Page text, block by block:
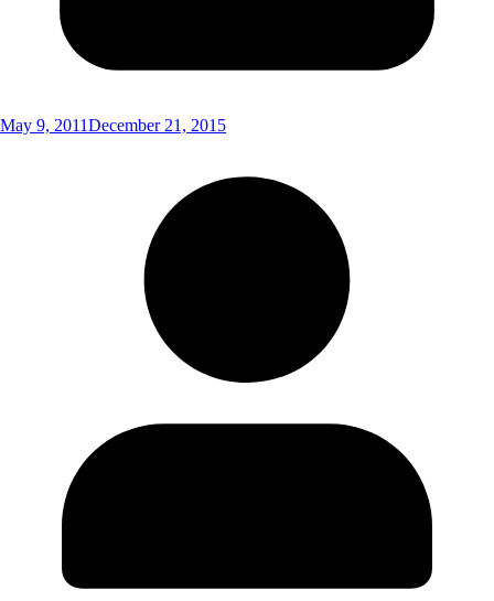
May 9, 2011December 21, 2015